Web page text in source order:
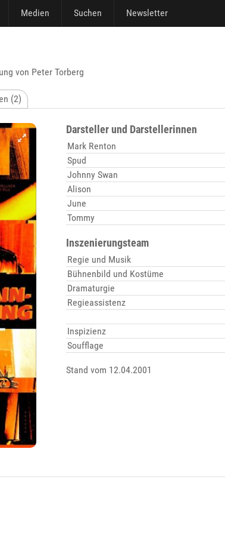
Medien Suchen Newsletter
von Peter Torberg
(2)
Darsteller und Darstellerinnen
Mark Renton
Spud
Johnny Swan
Alison
June
Tommy
Inszenierungsteam
Regie und Musik
Bühnenbild und Kostüme
Dramaturgie
Regieassistenz
Inspizienz
Soufflage
Stand vom 12.04.2001